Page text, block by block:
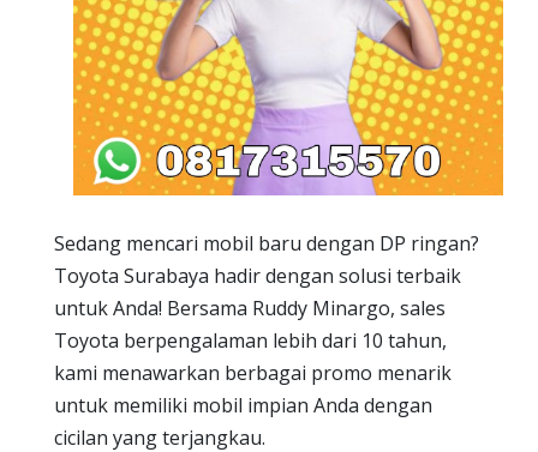
Sedang mencari mobil baru dengan DP ringan?
Toyota Surabaya hadir dengan solusi terbaik
untuk Anda! Bersama Ruddy Minargo, sales
Toyota berpengalaman lebih dari 10 tahun,
kami menawarkan berbagai promo menarik
untuk memiliki mobil impian Anda dengan
cicilan yang terjangkau.